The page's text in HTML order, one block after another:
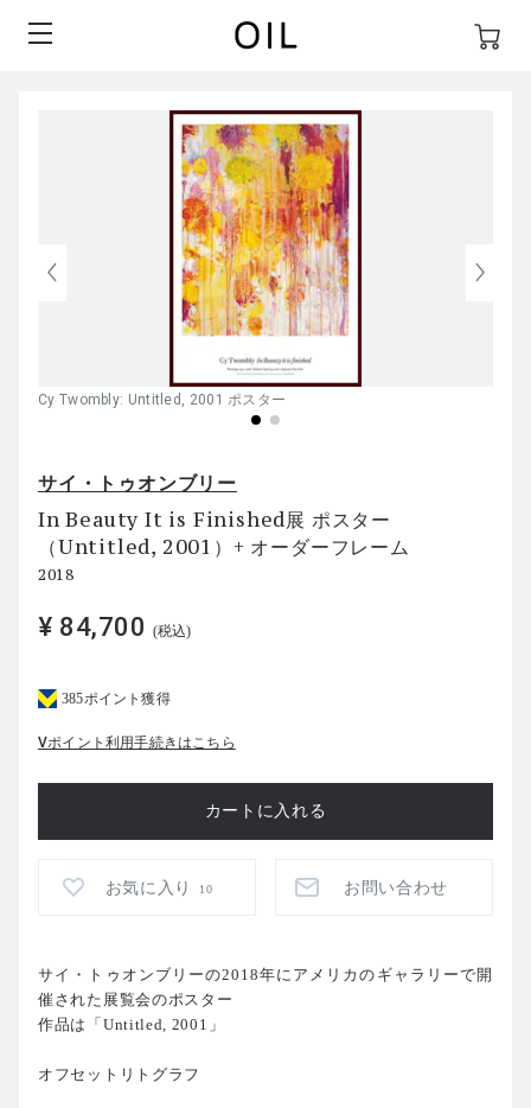
Cy Twombly: Untitled, 2001 ポスター
サイ・トゥオンブリー
In Beauty It is Finished展 ポスター
（Untitled, 2001）+ オーダーフレーム
2018
¥ 84,700 (税込)
385ポイント獲得
Vポイント利用手続きはこちら
お気に入り 10 お問い合わせ
サイ・トゥオンブリーの2018年にアメリカのギャラリーで開
催された展覧会のポスター
作品は「Untitled, 2001」
オフセットリトグラフ